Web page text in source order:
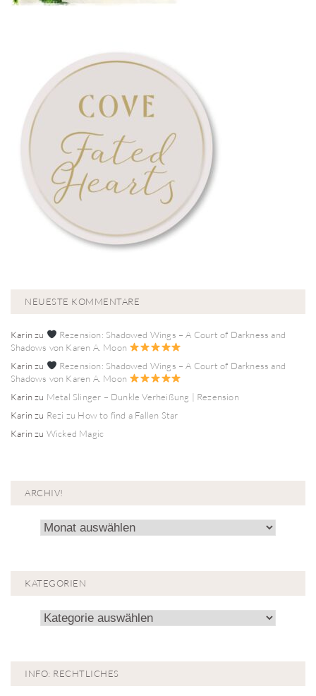
NEUESTE KOMMENTARE
Karinzu
Rezension: Shadowed Wings – A Court of Darkness and
Shadows von Karen A. Moon
Karinzu
Rezension: Shadowed Wings – A Court of Darkness and
Shadows von Karen A. Moon
Karinzu Metal Slinger – Dunkle Verheißung | Rezension
Karinzu Rezi zu How to find a Fallen Star
Karinzu Wicked Magic
ARCHIV!
Archiv!
KATEGORIEN
Kategorien
INFO: RECHTLICHES